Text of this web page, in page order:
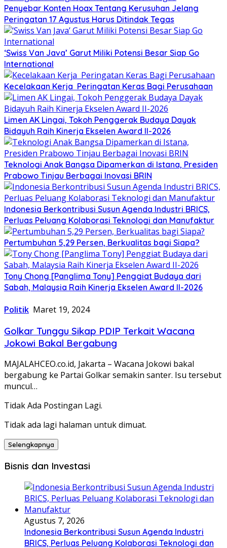
Penyebar Konten Hoax Tentang Kerusuhan Jelang
Peringatan 17 Agustus Harus Ditindak Tegas
‘Swiss Van Java’ Garut Miliki Potensi Besar Siap Go
International
Kecelakaan Kerja Peringatan Keras Bagi Perusahaan
Limen AK Lingai, Tokoh Penggerak Budaya Dayak
Bidayuh Raih Kinerja Ekselen Award II-2026
Teknologi Anak Bangsa Dipamerkan di Istana, Presiden
Prabowo Tinjau Berbagai Inovasi BRIN
Indonesia Berkontribusi Susun Agenda Industri BRICS,
Perluas Peluang Kolaborasi Teknologi dan Manufaktur
Pertumbuhan 5,29 Persen, Berkualitas bagi Siapa?
Tony Chong [Panglima Tony] Penggiat Budaya dari
Sabah, Malaysia Raih Kinerja Ekselen Award II-2026
Politik Maret 19, 2024
Golkar Tunggu Sikap PDIP Terkait Wacana
Jokowi Bakal Bergabung
MAJALAHCEO.co.id, Jakarta – Wacana Jokowi bakal
bergabung ke Partai Golkar semakin santer. Isu tersebut
muncul…
Tidak Ada Postingan Lagi.
Tidak ada lagi halaman untuk dimuat.
Selengkapnya
Bisnis dan Investasi
Agustus 7, 2026
Indonesia Berkontribusi Susun Agenda Industri
BRICS, Perluas Peluang Kolaborasi Teknologi dan